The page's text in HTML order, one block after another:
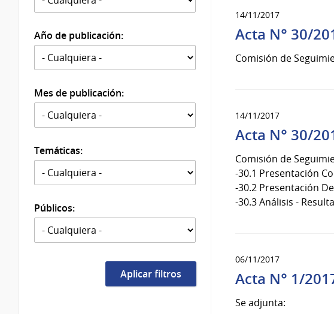
Año de publicación:
Mes de publicación:
Temáticas:
Públicos:
14/11/2017
Acta N° 30/
Comisión de
14/11/2017
Acta N° 30/
Comisión de
-30.1 Presentación
-30.2 Presentación
-30.3 Análisis -
06/11/2017
Acta N° 1/
Se adjunta: